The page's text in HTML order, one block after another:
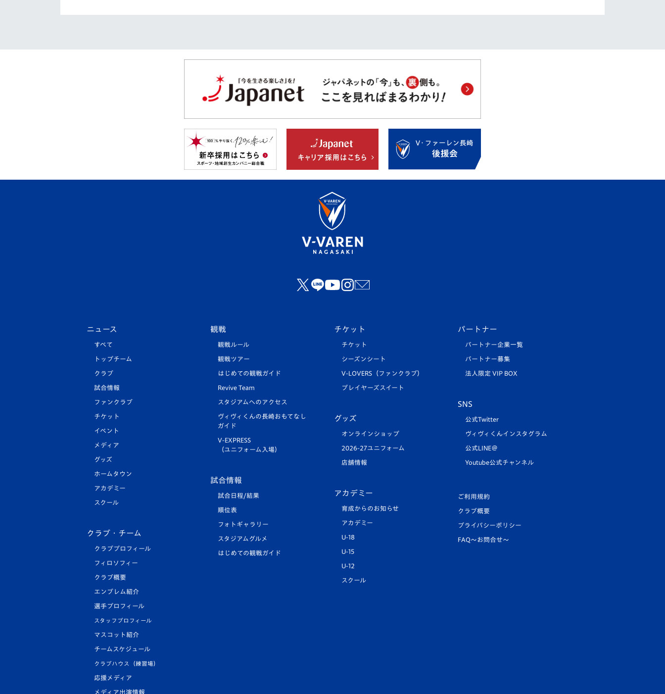
ニュース
すべて
トップチーム
クラブ
試合情報
ファンクラブ
チケット
イベント
メディア
グッズ
ホームタウン
アカデミー
スクール
クラブ・チーム
クラブプロフィール
フィロソフィー
クラブ概要
エンブレム紹介
選手プロフィール
スタッフプロフィール
マスコット紹介
チームスケジュール
クラブハウス（練習場）
応援メディア
メディア出演情報
観戦
観戦ルール
観戦ツアー
はじめての観戦ガイド
Revive Team
スタジアムへのアクセス
ヴィヴィくんの長崎おもてなし
ガイド
V-EXPRESS
（ユニフォーム入場）
試合情報
試合日程/結果
順位表
フォトギャラリー
スタジアムグルメ
はじめての観戦ガイド
チケット
チケット
シーズンシート
V-LOVERS（ファンクラブ）
プレイヤーズスイート
グッズ
オンラインショップ
2026-27ユニフォーム
店舗情報
アカデミー
育成からのお知らせ
アカデミー
U-18
U-15
U-12
スクール
パートナー
パートナー企業一覧
パートナー募集
法人限定 VIP BOX
SNS
公式Twitter
ヴィヴィくんインスタグラム
公式LINE＠
Youtube公式チャンネル
ご利用規約
クラブ概要
プライバシーポリシー
FAQ〜お問合せ〜